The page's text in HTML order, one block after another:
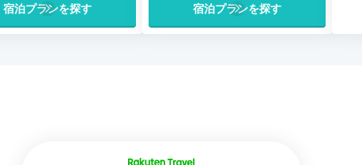
宿泊プランを探す 宿泊プランを探す